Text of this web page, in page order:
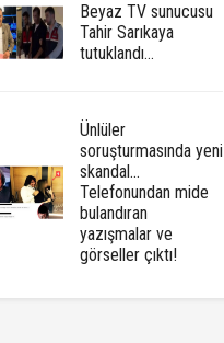
Beyaz TV sunucusu
Tahir Sarıkaya
tutuklandı...
Ünlüler
soruşturmasında yeni
skandal...
Telefonundan mide
bulandıran
yazışmalar ve
görseller çıktı!